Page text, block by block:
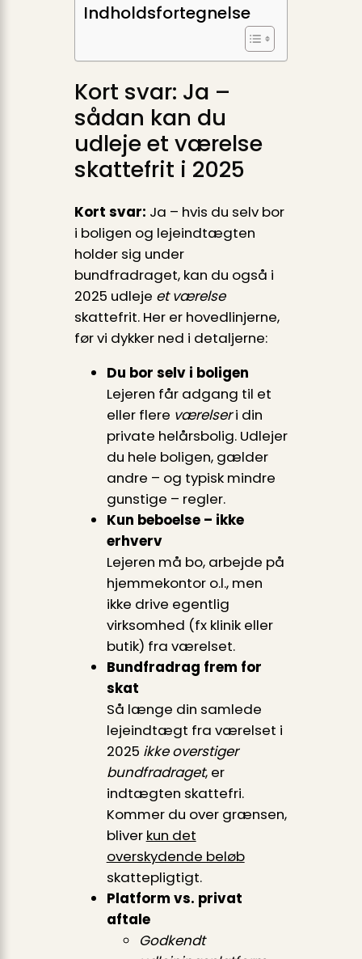
Indholdsfortegnelse
Kort svar: Ja –
sådan kan du
udleje et værelse
skattefrit i 2025
Kort svar: Ja – hvis du selv bor
i boligen og lejeindtægten
holder sig under
bundfradraget, kan du også i
2025 udleje et værelse
skattefrit. Her er hovedlinjerne,
før vi dykker ned i detaljerne:
Du bor selv i boligen
Lejeren får adgang til et
eller flere værelseri din
private helårsbolig. Udlejer
du hele boligen, gælder
andre – og typisk mindre
gunstige – regler.
Kun beboelse – ikke
erhverv
Lejeren må bo, arbejde på
hjemmekontor o.l., men
ikke drive egentlig
virksomhed (fx klinik eller
butik) fra værelset.
Bundfradrag frem for
skat
Så længe din samlede
lejeindtægt fra værelset i
2025 ikke overstiger
bundfradraget, er
indtægten skattefri.
Kommer du over grænsen,
bliver kun det
overskydende beløb
skattepligtigt.
Platform vs. privat
aftale
Godkendt